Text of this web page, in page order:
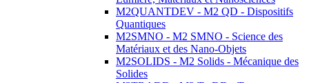
M2QUANTDEV - M2 QD - Dispositifs
Quantiques
M2SMNO - M2 SMNO - Science des
Matériaux et des Nano-Objets
M2SOLIDS - M2 Solids - Mécanique des
Solides